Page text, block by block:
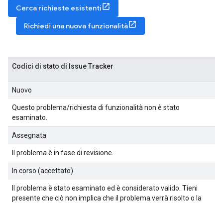
Cerca richieste esistenti
Richiedi una nuova funzionalità
Codici di stato di Issue Tracker
Nuovo
Questo problema/richiesta di funzionalità non è stato
esaminato.
Assegnata
Il problema è in fase di revisione.
In corso (accettato)
Il problema è stato esaminato ed è considerato valido. Tieni
presente che ciò non implica che il problema verrà risolto o la